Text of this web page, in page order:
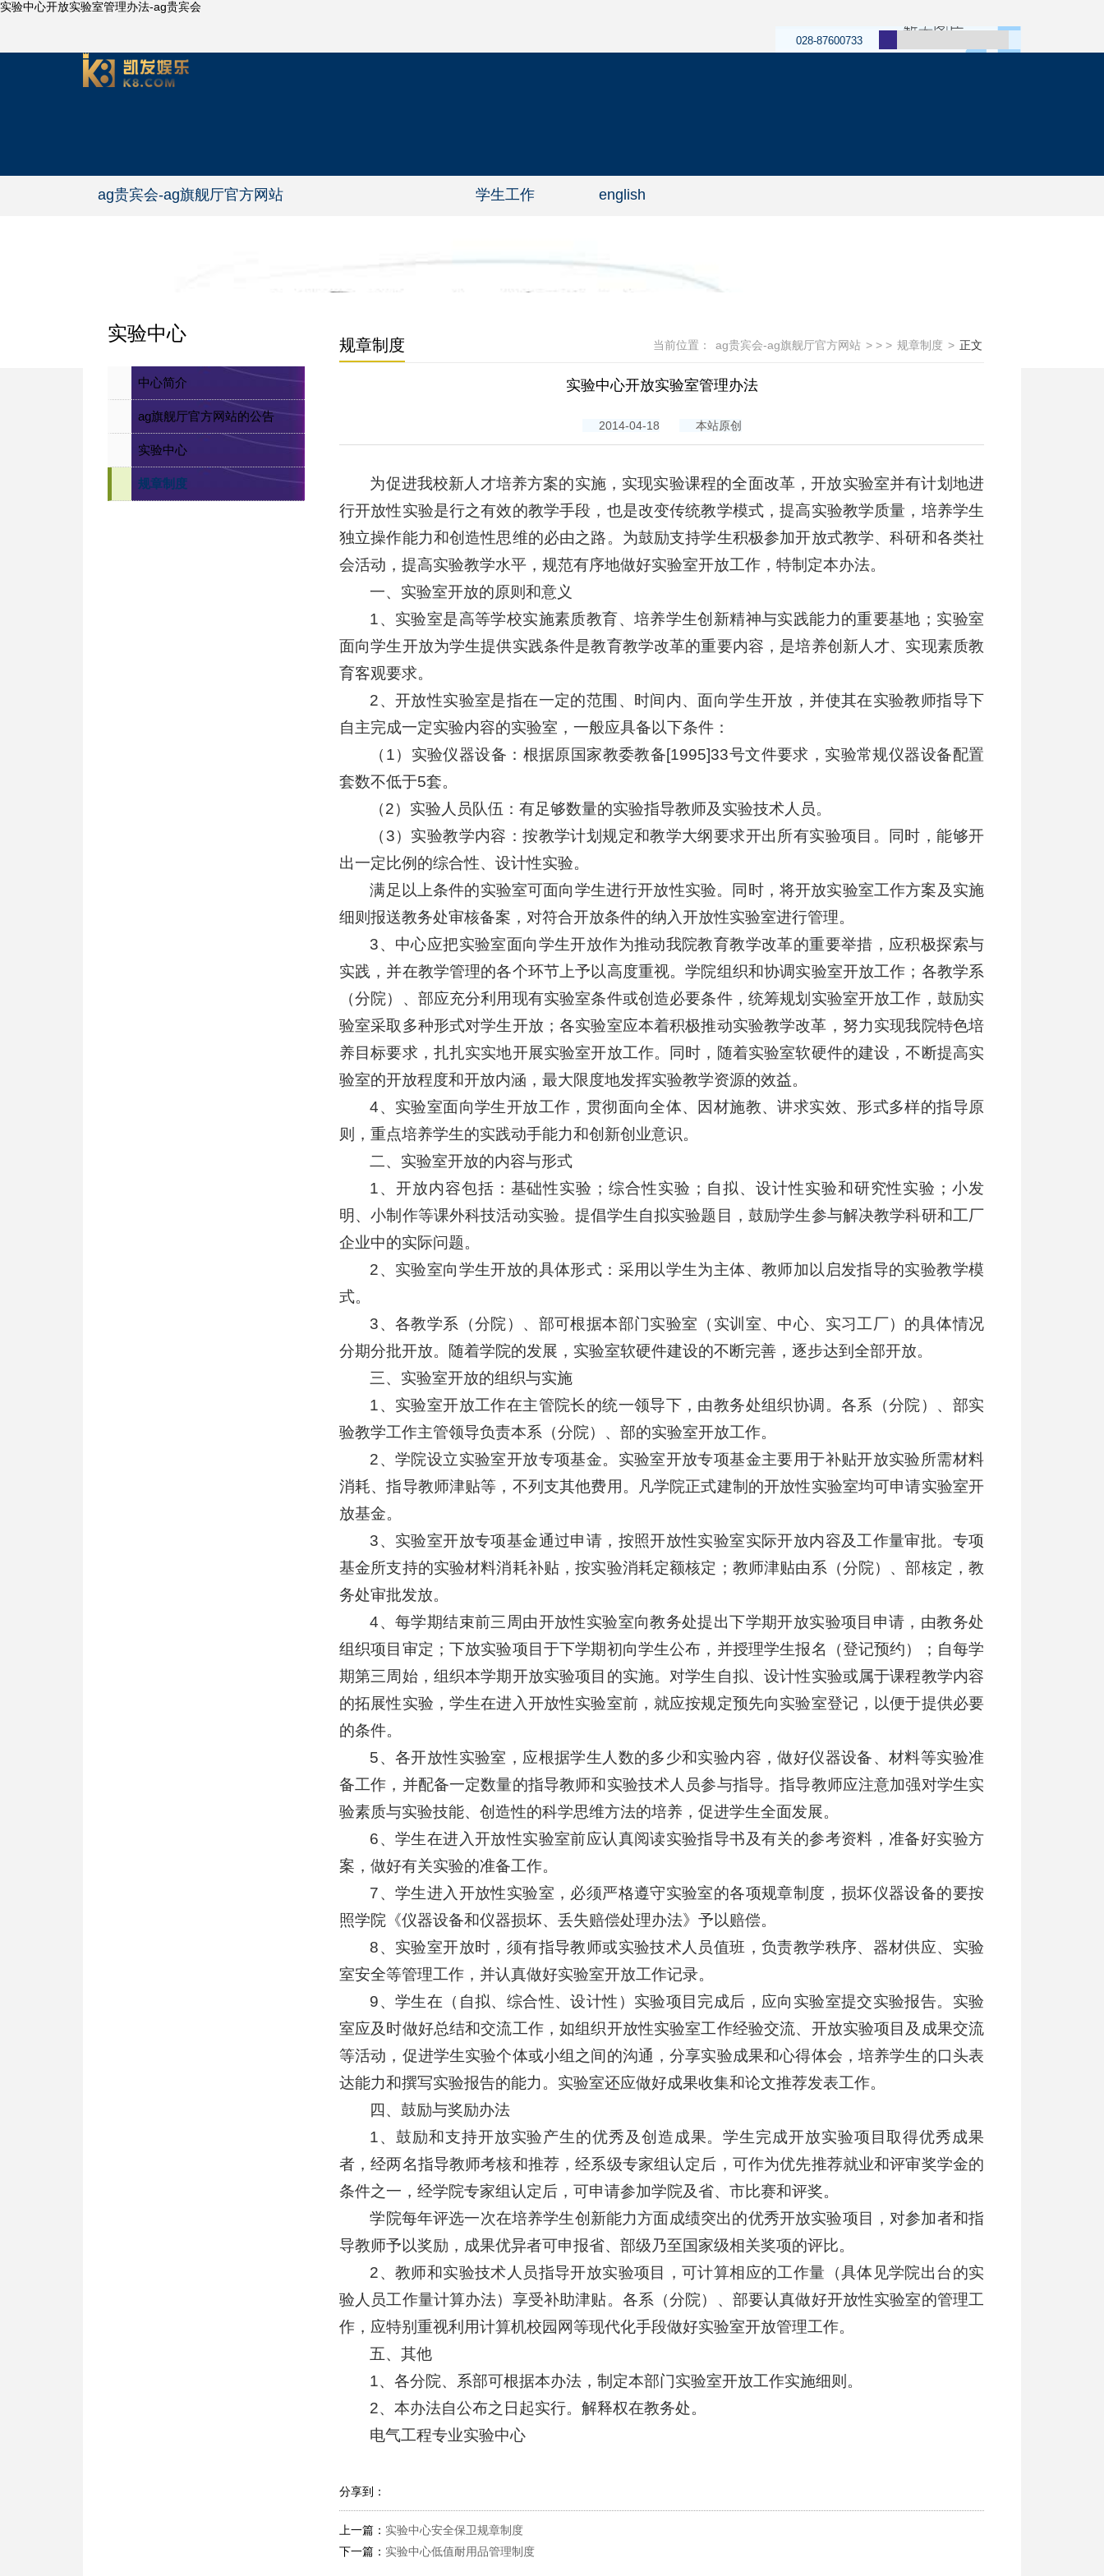
实验中心开放实验室管理办法-ag贵宾会
028-87600733
ag贵宾会-ag旗舰厅官方网站 学生工作 english
实验中心
中心简介
ag旗舰厅官方网站的公告
实验中心
规章制度
规章制度 当前位置： ag贵宾会-ag旗舰厅官方网站 > > > 规章制度 > 正文
实验中心开放实验室管理办法
2014-04-18 本站原创
为促进我校新人才培养方案的实施，实现实验课程的全面改革，开放实验室并有计划地进
行开放性实验是行之有效的教学手段，也是改变传统教学模式，提高实验教学质量，培养学生
独立操作能力和创造性思维的必由之路。为鼓励支持学生积极参加开放式教学、科研和各类社
会活动，提高实验教学水平，规范有序地做好实验室开放工作，特制定本办法。
一、实验室开放的原则和意义
1、实验室是高等学校实施素质教育、培养学生创新精神与实践能力的重要基地；实验室
面向学生开放为学生提供实践条件是教育教学改革的重要内容，是培养创新人才、实现素质教
育客观要求。
2、开放性实验室是指在一定的范围、时间内、面向学生开放，并使其在实验教师指导下
自主完成一定实验内容的实验室，一般应具备以下条件：
（1）实验仪器设备：根据原国家教委教备[1995]33号文件要求，实验常规仪器设备配置
套数不低于5套。
（2）实验人员队伍：有足够数量的实验指导教师及实验技术人员。
（3）实验教学内容：按教学计划规定和教学大纲要求开出所有实验项目。同时，能够开
出一定比例的综合性、设计性实验。
满足以上条件的实验室可面向学生进行开放性实验。同时，将开放实验室工作方案及实施
细则报送教务处审核备案，对符合开放条件的纳入开放性实验室进行管理。
3、中心应把实验室面向学生开放作为推动我院教育教学改革的重要举措，应积极探索与
实践，并在教学管理的各个环节上予以高度重视。学院组织和协调实验室开放工作；各教学系
（分院）、部应充分利用现有实验室条件或创造必要条件，统筹规划实验室开放工作，鼓励实
验室采取多种形式对学生开放；各实验室应本着积极推动实验教学改革，努力实现我院特色培
养目标要求，扎扎实实地开展实验室开放工作。同时，随着实验室软硬件的建设，不断提高实
验室的开放程度和开放内涵，最大限度地发挥实验教学资源的效益。
4、实验室面向学生开放工作，贯彻面向全体、因材施教、讲求实效、形式多样的指导原
则，重点培养学生的实践动手能力和创新创业意识。
二、实验室开放的内容与形式
1、开放内容包括：基础性实验；综合性实验；自拟、设计性实验和研究性实验；小发
明、小制作等课外科技活动实验。提倡学生自拟实验题目，鼓励学生参与解决教学科研和工厂
企业中的实际问题。
2、实验室向学生开放的具体形式：采用以学生为主体、教师加以启发指导的实验教学模
式。
3、各教学系（分院）、部可根据本部门实验室（实训室、中心、实习工厂）的具体情况
分期分批开放。随着学院的发展，实验室软硬件建设的不断完善，逐步达到全部开放。
三、实验室开放的组织与实施
1、实验室开放工作在主管院长的统一领导下，由教务处组织协调。各系（分院）、部实
验教学工作主管领导负责本系（分院）、部的实验室开放工作。
2、学院设立实验室开放专项基金。实验室开放专项基金主要用于补贴开放实验所需材料
消耗、指导教师津贴等，不列支其他费用。凡学院正式建制的开放性实验室均可申请实验室开
放基金。
3、实验室开放专项基金通过申请，按照开放性实验室实际开放内容及工作量审批。专项
基金所支持的实验材料消耗补贴，按实验消耗定额核定；教师津贴由系（分院）、部核定，教
务处审批发放。
4、每学期结束前三周由开放性实验室向教务处提出下学期开放实验项目申请，由教务处
组织项目审定；下放实验项目于下学期初向学生公布，并授理学生报名（登记预约）；自每学
期第三周始，组织本学期开放实验项目的实施。对学生自拟、设计性实验或属于课程教学内容
的拓展性实验，学生在进入开放性实验室前，就应按规定预先向实验室登记，以便于提供必要
的条件。
5、各开放性实验室，应根据学生人数的多少和实验内容，做好仪器设备、材料等实验准
备工作，并配备一定数量的指导教师和实验技术人员参与指导。指导教师应注意加强对学生实
验素质与实验技能、创造性的科学思维方法的培养，促进学生全面发展。
6、学生在进入开放性实验室前应认真阅读实验指导书及有关的参考资料，准备好实验方
案，做好有关实验的准备工作。
7、学生进入开放性实验室，必须严格遵守实验室的各项规章制度，损坏仪器设备的要按
照学院《仪器设备和仪器损坏、丢失赔偿处理办法》予以赔偿。
8、实验室开放时，须有指导教师或实验技术人员值班，负责教学秩序、器材供应、实验
室安全等管理工作，并认真做好实验室开放工作记录。
9、学生在（自拟、综合性、设计性）实验项目完成后，应向实验室提交实验报告。实验
室应及时做好总结和交流工作，如组织开放性实验室工作经验交流、开放实验项目及成果交流
等活动，促进学生实验个体或小组之间的沟通，分享实验成果和心得体会，培养学生的口头表
达能力和撰写实验报告的能力。实验室还应做好成果收集和论文推荐发表工作。
四、鼓励与奖励办法
1、鼓励和支持开放实验产生的优秀及创造成果。学生完成开放实验项目取得优秀成果
者，经两名指导教师考核和推荐，经系级专家组认定后，可作为优先推荐就业和评审奖学金的
条件之一，经学院专家组认定后，可申请参加学院及省、市比赛和评奖。
学院每年评选一次在培养学生创新能力方面成绩突出的优秀开放实验项目，对参加者和指
导教师予以奖励，成果优异者可申报省、部级乃至国家级相关奖项的评比。
2、教师和实验技术人员指导开放实验项目，可计算相应的工作量（具体见学院出台的实
验人员工作量计算办法）享受补助津贴。各系（分院）、部要认真做好开放性实验室的管理工
作，应特别重视利用计算机校园网等现代化手段做好实验室开放管理工作。
五、其他
1、各分院、系部可根据本办法，制定本部门实验室开放工作实施细则。
2、本办法自公布之日起实行。解释权在教务处。
电气工程专业实验中心
分享到：
上一篇： 实验中心安全保卫规章制度
下一篇： 实验中心低值耐用品管理制度